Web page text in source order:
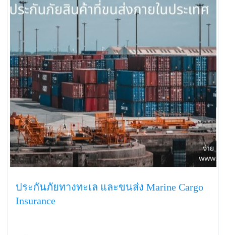
ประกันภัยทางทะเล และขนส่ง Marine Cargo
Insurance